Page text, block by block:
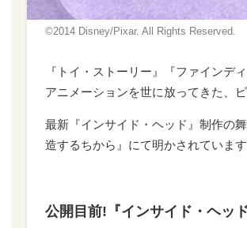
©2014 Disney/Pixar. All Rights Reserved.
『トイ・ストーリー』『ファインデ
アニメーションを世に放ってきた、
最新『インサイド・ヘッド』制作の
造するちから』にて明かされていま
公開目前!『インサイド・ヘッ